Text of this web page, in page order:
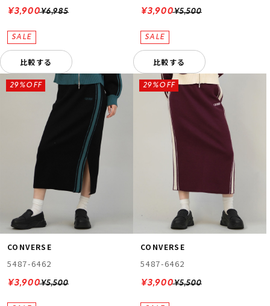
¥6,985
¥3,900
比較する
¥5,500
¥3,900
比較する
CONVERSE
5487-6462
¥5,500
29%OFF
¥3,900
CONVERSE
5487-6462
¥5,500
29%OFF
¥3,900